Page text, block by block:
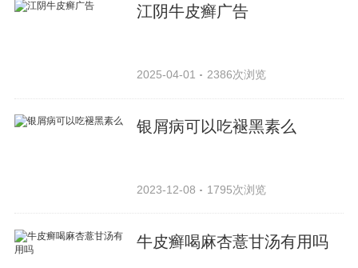
江阴牛皮癣广告
2025-04-01 2386次浏览
银屑病可以吃褪黑素么
2023-12-08 1795次浏览
牛皮癣喝麻杏薏甘汤有用吗